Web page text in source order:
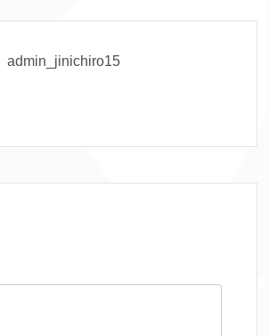
admin_jinichiro15